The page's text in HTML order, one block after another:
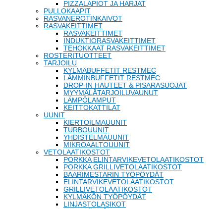
PIZZALAPIOT JA HARJAT
PULLOKAAPIT
RASVANEROTINKAIVOT
RASVAKEITTIMET
RASVAKEITTIMET
INDUKTIORASVAKEITTIMET
TEHOKKAAT RASVAKEITTIMET
ROSTERITUOTTEET
TARJOILU
KYLMÄBUFFETIT RESTMEC
LÄMMINBUFFETIT RESTMEC
DROP-IN HAUTEET & PISARASUOJAT
MYYMÄLÄTARJOILUVAUNUT
LÄMPÖLAMPUT
KEITTOKATTILAT
UUNIT
KIERTOILMAUUNIT
TURBOUUNIT
YHDISTELMÄUUNIT
MIKROAALTOUUNIT
VETOLAATIKOSTOT
PORKKA ELINTARVIKEVETOLAATIKOSTOT
PORKKA GRILLIVETOLAATIKOSTOT
BAARIMESTARIN TYÖPÖYDÄT
ELINTARVIKEVETOLAATIKOSTOT
GRILLIVETOLAATIKOSTOT
KYLMÄKÖN TYÖPÖYDÄT
LINJASTOLASIKOT